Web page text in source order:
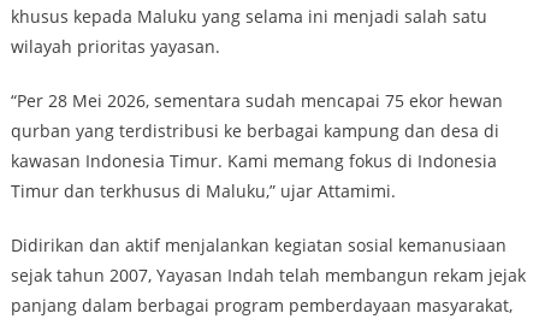
khusus kepada Maluku yang selama ini menjadi salah satu
wilayah prioritas yayasan.
“Per 28 Mei 2026, sementara sudah mencapai 75 ekor hewan
qurban yang terdistribusi ke berbagai kampung dan desa di
kawasan Indonesia Timur. Kami memang fokus di Indonesia
Timur dan terkhusus di Maluku,” ujar Attamimi.
Didirikan dan aktif menjalankan kegiatan sosial kemanusiaan
sejak tahun 2007, Yayasan Indah telah membangun rekam jejak
panjang dalam berbagai program pemberdayaan masyarakat,